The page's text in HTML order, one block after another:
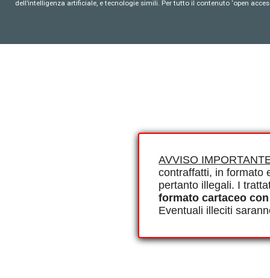
AVVISO
contraffatti, in formato
pertanto illegali. I
formato cartaceo
Eventuali illeciti
dell’intelligenza artificiale, e tecnologie simili. Per tutto il contenuto ‘open